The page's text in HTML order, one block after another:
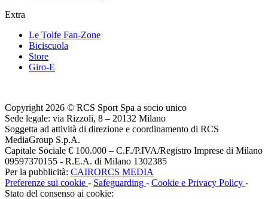
Extra
Le Tolfe Fan-Zone
Biciscuola
Store
Giro-E
Copyright 2026 © RCS Sport Spa a socio unico
Sede legale: via Rizzoli, 8 – 20132 Milano
Soggetta ad attività di direzione e coordinamento di RCS
MediaGroup S.p.A.
Capitale Sociale € 100.000 – C.F./P.IVA/Registro Imprese di Milano
09597370155 - R.E.A. di Milano 1302385
Per la pubblicità: CAIRORCS MEDIA
Preferenze sui cookie - Safeguarding - Cookie e Privacy Policy -
Stato del consenso ai cookie: